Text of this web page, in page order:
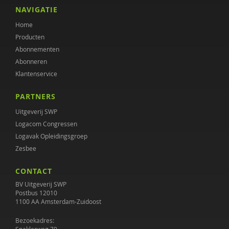
Hans Kroon
Griet Lauwers
Dr. Lies Korevaar
Marianne van de Linde
Christien Muusse
Marieke Nijmanting
Heico Oosting
Ewout Openneer
Peter Oud
NAVIGATIE
Home
Producten
Abonnementen
Abonneren
Klantenservice
PARTNERS
Uitgeverij SWP
Logacom Congressen
Logavak Opleidingsgroep
Zesbee
CONTACT
BV Uitgeverij SWP
Postbus 12010
1100 AA Amsterdam-Zuidoost
Bezoekadres: